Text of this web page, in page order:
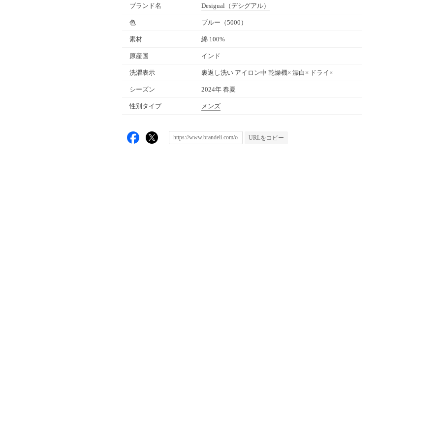
ブランド名 Desigual （デシグアル）
色 ブルー（5000）
素材 綿 100%
原産国 インド
洗濯表示 裏返し洗い アイロン中 乾燥機× 漂白× ドライ×
シーズン 2024年 春夏
性別タイプ メンズ
URLをコピー